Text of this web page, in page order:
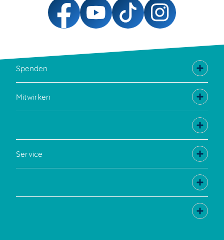
Spenden
Mitwirken
Service